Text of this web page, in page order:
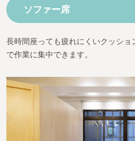
ソファー席
長時間座っても疲れにくいクッショ
で作業に集中できます。